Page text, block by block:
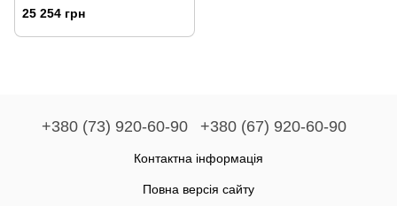
25 254 грн
+380 (73) 920-60-90 +380 (67) 920-60-90
Контактна інформація
Повна версія сайту